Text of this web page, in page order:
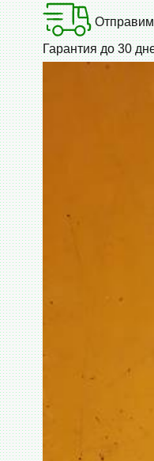
Отправим
Гарантия до 30